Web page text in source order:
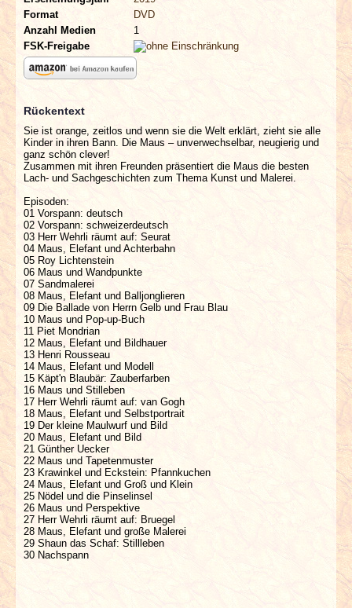
Format
DVD
Anzahl Medien
1
FSK-Freigabe
Rückentext
Sie ist orange, zeitlos und wenn sie die Welt erklärt, zieht sie alle
Kinder in ihren Bann. Die Maus – unverwechselbar, neugierig und
ganz schön clever!
Zusammen mit ihren Freunden präsentiert die Maus die besten
Lach- und Sachgeschichten zum Thema Kunst und Malerei.
Episoden:
01 Vorspann: deutsch
02 Vorspann: schweizerdeutsch
03 Herr Wehrli räumt auf: Seurat
04 Maus, Elefant und Achterbahn
05 Roy Lichtenstein
06 Maus und Wandpunkte
07 Sandmalerei
08 Maus, Elefant und Balljonglieren
09 Die Ballade von Herrn Gelb und Frau Blau
10 Maus und Pop-up-Buch
11 Piet Mondrian
12 Maus, Elefant und Bildhauer
13 Henri Rousseau
14 Maus, Elefant und Modell
15 Käpt'n Blaubär: Zauberfarben
16 Maus und Stilleben
17 Herr Wehrli räumt auf: van Gogh
18 Maus, Elefant und Selbstportrait
19 Der kleine Maulwurf und Bild
20 Maus, Elefant und Bild
21 Günther Uecker
22 Maus und Tapetenmuster
23 Krawinkel und Eckstein: Pfannkuchen
24 Maus, Elefant und Groß und Klein
25 Nödel und die Pinselinsel
26 Maus und Perspektive
27 Herr Wehrli räumt auf: Bruegel
28 Maus, Elefant und große Malerei
29 Shaun das Schaf: Stillleben
30 Nachspann